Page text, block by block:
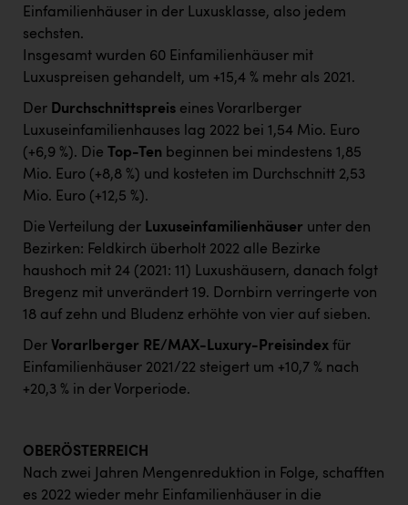
Einfamilienhäuser in der Luxusklasse, also jedem
sechsten.
Insgesamt wurden 60 Einfamilienhäuser mit
Luxuspreisen gehandelt, um +15,4 % mehr als 2021.
Der Durchschnittspreis eines Vorarlberger
Luxuseinfamilienhauses lag 2022 bei 1,54 Mio. Euro
(+6,9 %). Die Top-Ten beginnen bei mindestens 1,85
Mio. Euro (+8,8 %) und kosteten im Durchschnitt 2,53
Mio. Euro (+12,5 %).
Die Verteilung der Luxuseinfamilienhäuser unter den
Bezirken: Feldkirch überholt 2022 alle Bezirke
haushoch mit 24 (2021: 11) Luxushäusern, danach folgt
Bregenz mit unverändert 19. Dornbirn verringerte von
18 auf zehn und Bludenz erhöhte von vier auf sieben.
Der Vorarlberger RE/MAX-Luxury-Preisindex für
Einfamilienhäuser 2021/22 steigert um +10,7 % nach
+20,3 % in der Vorperiode.
OBERÖSTERREICH
Nach zwei Jahren Mengenreduktion in Folge, schafften
es 2022 wieder mehr Einfamilienhäuser in die